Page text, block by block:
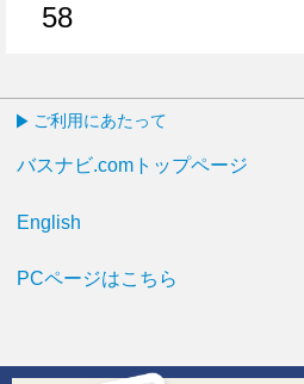
58
ご利用にあたって
バスナビ.comトップページ
English
PCページはこちら